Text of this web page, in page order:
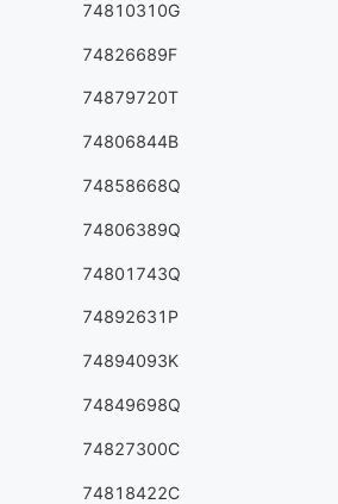
74810310G
74826689F
74879720T
74806844B
74858668Q
74806389Q
74801743Q
74892631P
74894093K
74849698Q
74827300C
74818422C